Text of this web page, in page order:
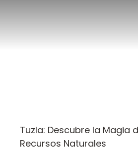
Tuzla: Descubre la Magia
Recursos Naturales